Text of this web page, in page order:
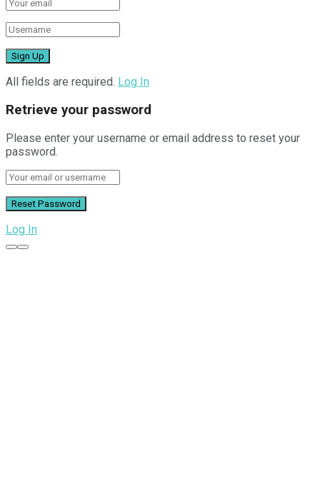
All fields are required. Log In
Retrieve your password
Please enter your username or email address to reset your
password.
Log In